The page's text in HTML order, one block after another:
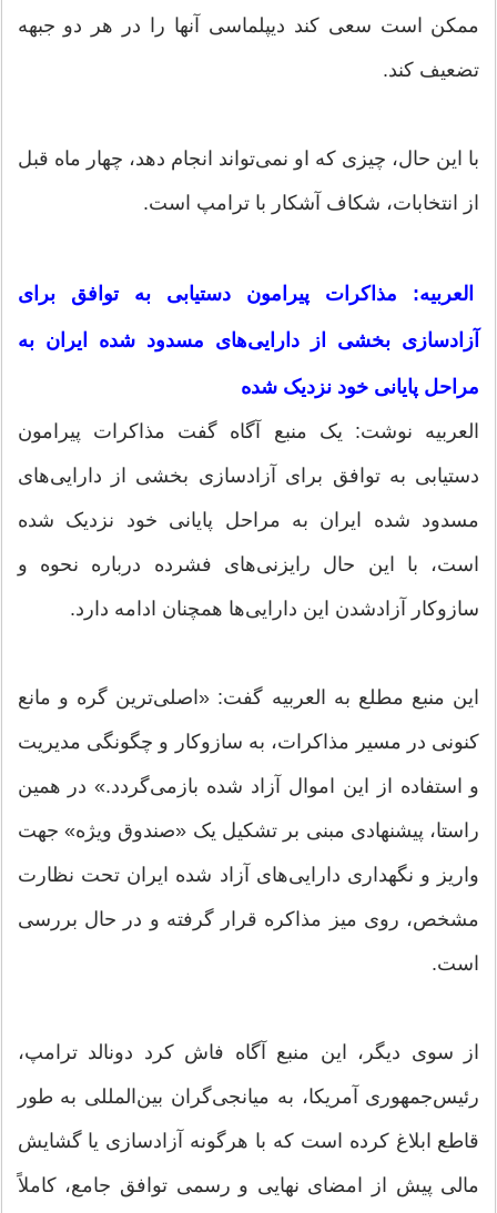
ممکن است سعی کند دیپلماسی آنها را در هر دو جبهه
تضعیف کند.
با این حال، چیزی که او نمی‌تواند انجام دهد، چهار ماه قبل
از انتخابات، شکاف آشکار با ترامپ است.
العربیه: مذاکرات پیرامون دستیابی به توافق برای
آزادسازی بخشی از دارایی‌های مسدود شده ایران به
مراحل پایانی خود نزدیک شده
العربیه نوشت: یک منبع آگاه گفت مذاکرات پیرامون
دستیابی به توافق برای آزادسازی بخشی از دارایی‌های
مسدود شده ایران به مراحل پایانی خود نزدیک شده
است، با این حال رایزنی‌های فشرده درباره نحوه و
سازوکار آزادشدن این دارایی‌ها همچنان ادامه دارد.
این منبع مطلع به العربیه گفت: «اصلی‌ترین گره و مانع
کنونی در مسیر مذاکرات، به سازوکار و چگونگی مدیریت
و استفاده از این اموال آزاد شده بازمی‌گردد.» در همین
راستا، پیشنهادی مبنی بر تشکیل یک «صندوق ویژه» جهت
واریز و نگهداری دارایی‌های آزاد شده ایران تحت نظارت
مشخص، روی میز مذاکره قرار گرفته و در حال بررسی
است.
از سوی دیگر، این منبع آگاه فاش کرد دونالد ترامپ،
رئیس‌جمهوری آمریکا، به میانجی‌گران بین‌المللی به طور
قاطع ابلاغ کرده است که با هرگونه آزادسازی یا گشایش
مالی پیش از امضای نهایی و رسمی توافق جامع، کاملاً